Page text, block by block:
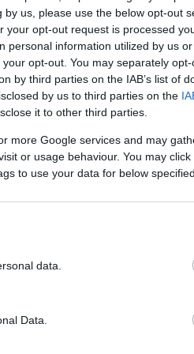
us, please use the below opt-out
your opt-out request is processed
personal information utilized by us
opt-out. You may separately
by third parties on the IAB’s list of
by us to third parties on the
it to other third parties.
more Google services and may
or usage behaviour. You may
to use your data for below
data.
Data.
τα πάντα για τη νέα
ξύπνημα»,
και σενάριο